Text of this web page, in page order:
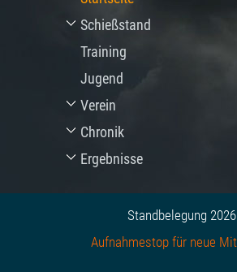
Schießstand
Training
Jugend
Verein
Chronik
Ergebnisse
Standbelegung 2026
Aufnahmestop für neue